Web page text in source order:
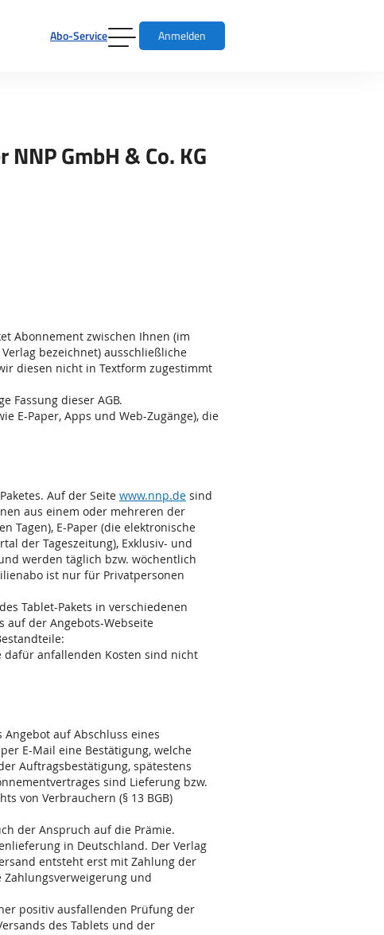
Abo-Service Anmelden
GmbH & Co. KG
Abonnement zwischen Ihnen (im
bezeichnet) ausschließliche
diesen nicht in Textform zugestimmt
Fassung dieser AGB.
E-Paper, Apps und Web-Zugänge), die
Auf der Seite www.nnp.de sind
aus einem oder mehreren der
Tagen), E-Paper (die elektronische
der Tageszeitung), Exklusiv- und
werden täglich bzw. wöchentlich
ist nur für Privatpersonen
Tablet-Pakets in verschiedenen
auf der Angebots-Webseite
dafür anfallenden Kosten sind nicht
auf Abschluss eines
E-Mail eine Bestätigung, welche
Auftragsbestätigung, spätestens
sind Lieferung bzw.
von Verbrauchern (§ 13 BGB)
der Anspruch auf die Prämie.
in Deutschland. Der Verlag
entsteht erst mit Zahlung der
und
positiv ausfallenden Prüfung der
des Tablets und der